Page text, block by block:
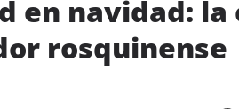
en navidad: la
rosquinense